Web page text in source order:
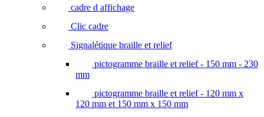
cadre d affichage
Clic cadre
Signalétique braille et relief
pictogramme braille et relief - 150 mm - 230
mm
pictogramme braille et relief - 120 mm x
120 mm et 150 mm x 150 mm